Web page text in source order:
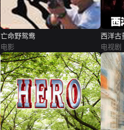
亡命野鸳鸯
电影
西洋古
电视剧